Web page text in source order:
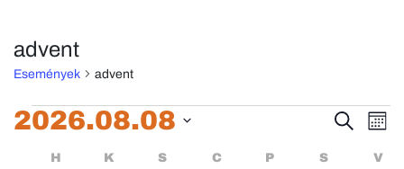
advent
Események advent
Események
Keresett
kifejezés
2026.08.08
H HÉTFŐ
K KEDD
S SZERDA
C CSÜTÖRTÖK
P PÉNTEK
S V